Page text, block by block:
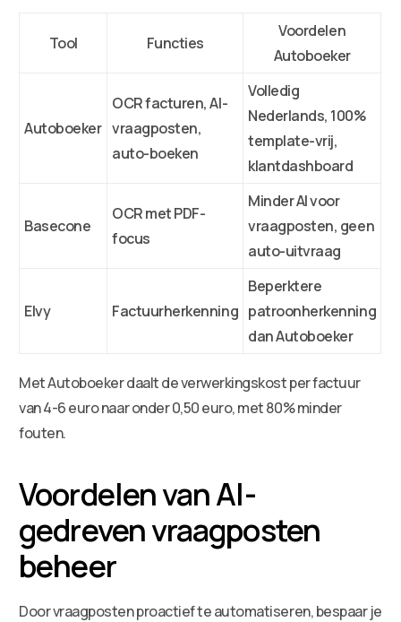
Tool Functies
Voordelen
Autoboeker
Autoboeker
OCR facturen, AI-
vraagposten,
auto-boeken
Volledig
Nederlands, 100%
template-vrij,
klantdashboard
Basecone
OCR met PDF-
focus
Minder AI voor
vraagposten, geen
auto-uitvraag
Elvy Factuurherkenning
Beperktere
patroonherkenning
dan Autoboeker
Met Autoboeker daalt de verwerkingskost per factuur
van 4-6 euro naar onder 0,50 euro, met 80% minder
fouten.
Voordelen van AI-
gedreven vraagposten
beheer
Door vraagposten proactief te automatiseren, bespaar je